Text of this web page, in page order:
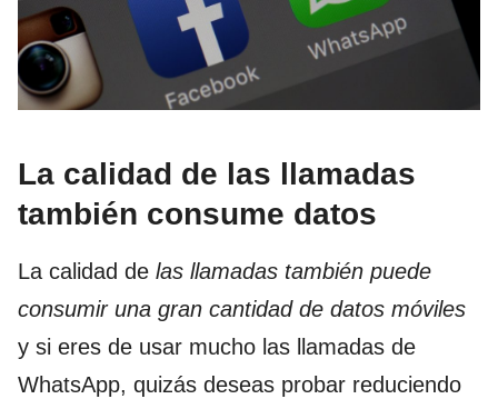
La calidad de las llamadas
también consume datos
La calidad de las llamadas también puede
consumir una gran cantidad de datos móviles
y si eres de usar mucho las llamadas de
WhatsApp, quizás deseas probar reduciendo